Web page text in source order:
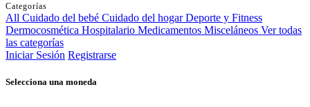
Categorías
All Cuidado del bebé Cuidado del hogar Deporte y Fitness
Dermocosmética Hospitalario Medicamentos Misceláneos Ver todas
las categorías
Iniciar Sesión Registrarse
Selecciona una moneda